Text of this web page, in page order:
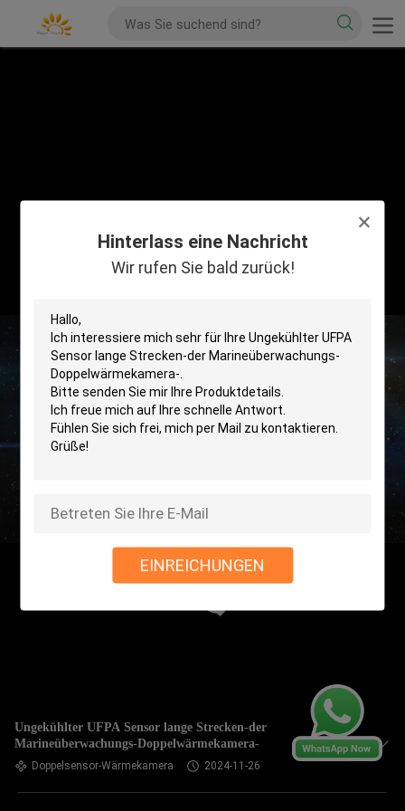
Hinterlass eine Nachricht
Wir rufen Sie bald zurück!
EINREICHUNGEN
Ungekühlter UFPA Sensor lange Strecken-der
Marineüberwachungs-Doppelwärmekamera-
Doppelsensor-Wärmekamera 2024-11-26